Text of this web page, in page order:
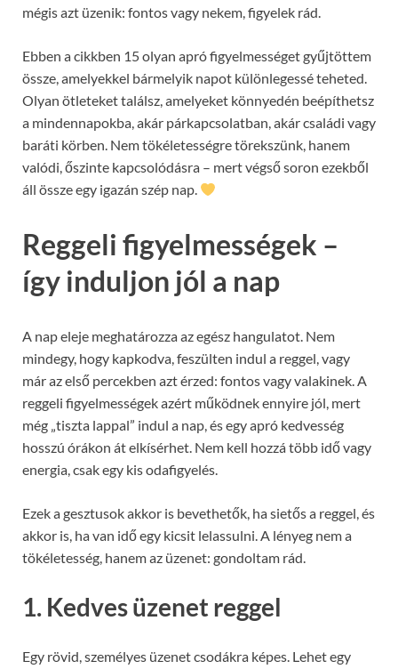
mégis azt üzenik: fontos vagy nekem, figyelek rád.
Ebben a cikkben 15 olyan apró figyelmességet gyűjtöttem
össze, amelyekkel bármelyik napot különlegessé teheted.
Olyan ötleteket találsz, amelyeket könnyedén beépíthetsz
a mindennapokba, akár párkapcsolatban, akár családi vagy
baráti körben. Nem tökéletességre törekszünk, hanem
valódi, őszinte kapcsolódásra – mert végső soron ezekből
áll össze egy igazán szép nap.
Reggeli figyelmességek –
így induljon jól a nap
A nap eleje meghatározza az egész hangulatot. Nem
mindegy, hogy kapkodva, feszülten indul a reggel, vagy
már az első percekben azt érzed: fontos vagy valakinek. A
reggeli figyelmességek azért működnek ennyire jól, mert
még „tiszta lappal” indul a nap, és egy apró kedvesség
hosszú órákon át elkísérhet. Nem kell hozzá több idő vagy
energia, csak egy kis odafigyelés.
Ezek a gesztusok akkor is bevethetők, ha sietős a reggel, és
akkor is, ha van idő egy kicsit lelassulni. A lényeg nem a
tökéletesség, hanem az üzenet: gondoltam rád.
1. Kedves üzenet reggel
Egy rövid, személyes üzenet csodákra képes. Lehet egy